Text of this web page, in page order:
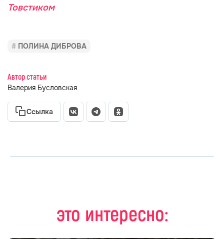
Товстиком
ПОЛИНА ДИБРОВА
Автор статьи
Валерия Бусловская
Ссылка
это интересно: